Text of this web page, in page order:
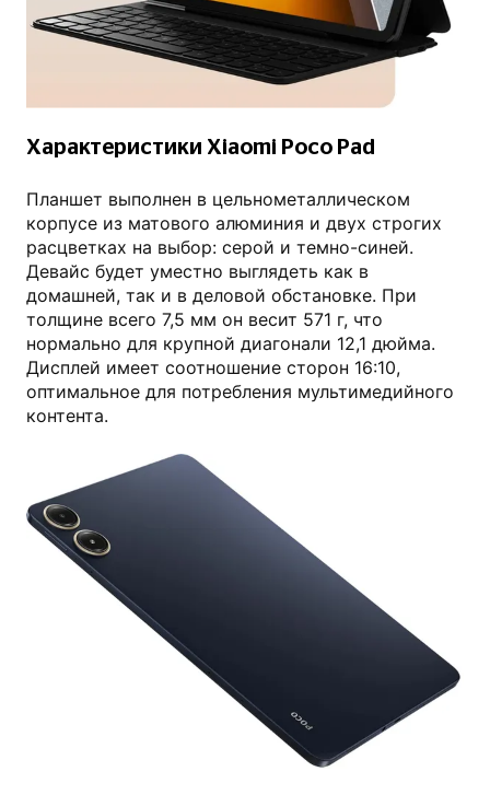
Характеристики Xiaomi Poco Pad
Планшет выполнен в цельнометаллическом
корпусе из матового алюминия и двух строгих
расцветках на выбор: серой и темно-синей.
Девайс будет уместно выглядеть как в
домашней, так и в деловой обстановке. При
толщине всего 7,5 мм он весит 571 г, что
нормально для крупной диагонали 12,1 дюйма.
Дисплей имеет соотношение сторон 16:10,
оптимальное для потребления мультимедийного
контента.